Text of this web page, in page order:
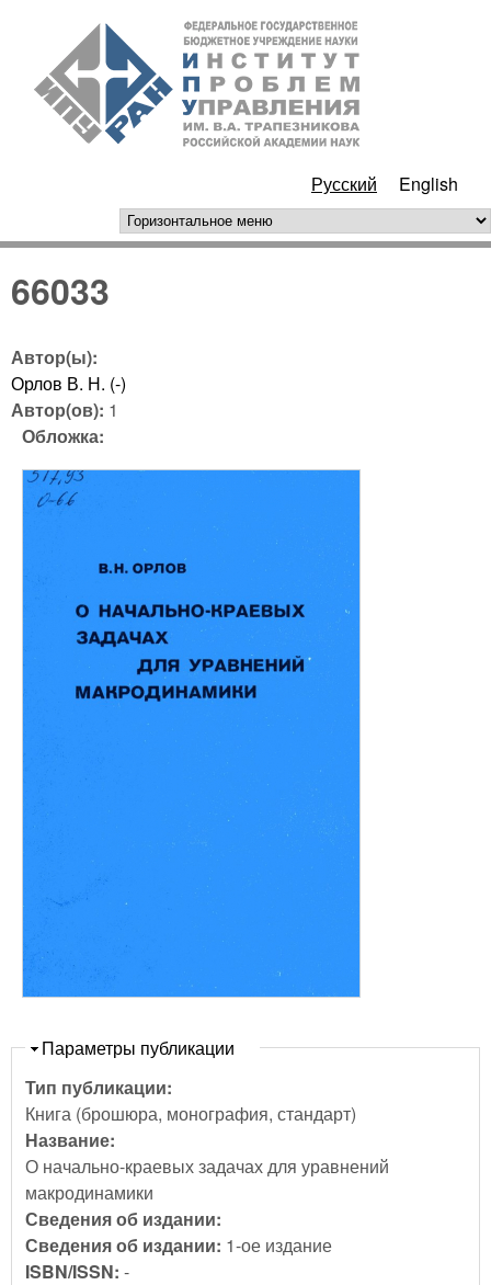
Перейти к основному
содержанию
РАН
Русский English
горизонтальное меню
66033
Автор(ы):
Орлов В. Н. (-)
Автор(ов): 1
Обложка:
Скрыть
Параметры публикации
Тип публикации:
Книга (брошюра, монография, стандарт)
Название:
О начально-краевых задачах для уравнений
макродинамики
Сведения об издании:
Сведения об издании: 1-ое издание
ISBN/ISSN: -